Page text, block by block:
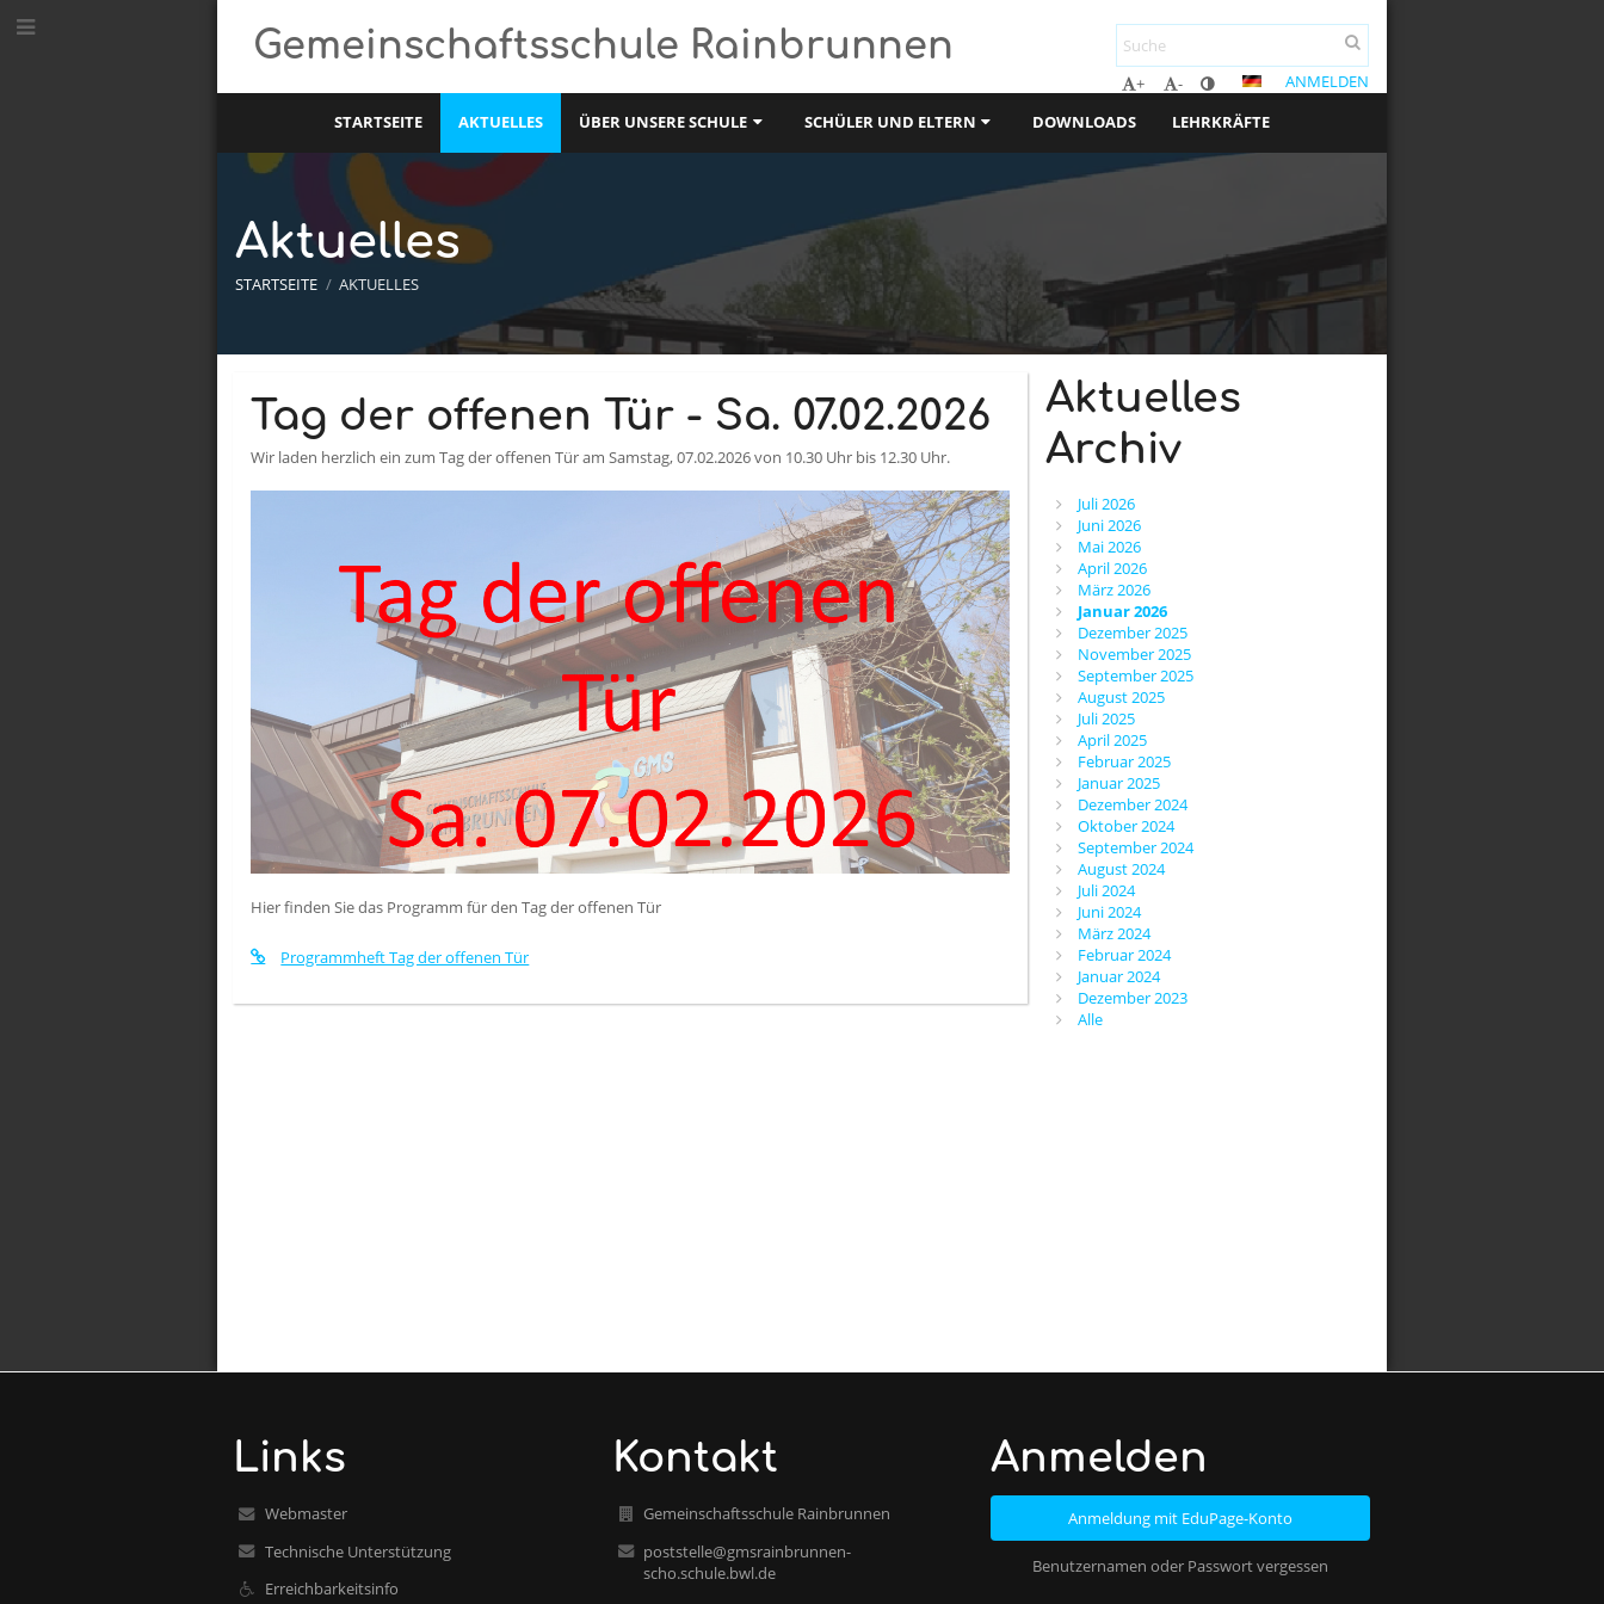
Gemeinschaftsschule Rainbrunnen
+ -
ANMELDEN
STARTSEITE
AKTUELLES ÜBER UNSERE SCHULE SCHÜLER UND ELTERN DOWNLOADS LEHRKRÄFTE
Aktuelles
STARTSEITE / AKTUELLES
Aktuelles
Tag der offenen Tür - Sa. 07.02.2026
Wir laden herzlich ein zum Tag der offenen Tür am Samstag, 07.02.2026 von 10.30 Uhr bis 12.30 Uhr.
Hier finden Sie das Programm für den Tag der offenen Tür
Programmheft Tag der offenen Tür
Aktuelles
Archiv
Juli 2026
Juni 2026
Mai 2026
April 2026
März 2026
Januar 2026
Dezember 2025
November 2025
September 2025
August 2025
Juli 2025
April 2025
Februar 2025
Januar 2025
Dezember 2024
Oktober 2024
September 2024
August 2024
Juli 2024
Juni 2024
März 2024
Februar 2024
Januar 2024
Dezember 2023
Alle
Links
Webmaster
Technische Unterstützung
Erreichbarkeitsinfo
Kontakt
Gemeinschaftsschule Rainbrunnen
poststelle@gmsrainbrunnen-
scho.schule.bwl.de
Anmelden
Anmeldung mit EduPage-Konto
Benutzernamen oder Passwort vergessen